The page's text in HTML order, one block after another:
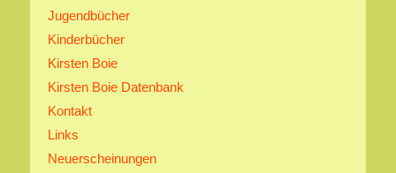
Jugendbücher
Kinderbücher
Kirsten Boie
Kirsten Boie Datenbank
Kontakt
Links
Neuerscheinungen